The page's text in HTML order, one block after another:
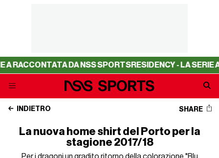
DA NSS SPORTSRESIDENCY - LA SERIE A
INDIETRO SHARE
La nuova home shirt del Porto per la
stagione 2017/18